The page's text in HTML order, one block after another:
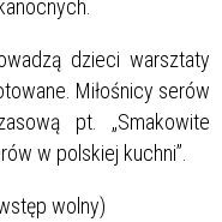
dzieci warsztaty
Miłośnicy serów
pt. „Smakowite
w polskiej kuchni”.
wolny)